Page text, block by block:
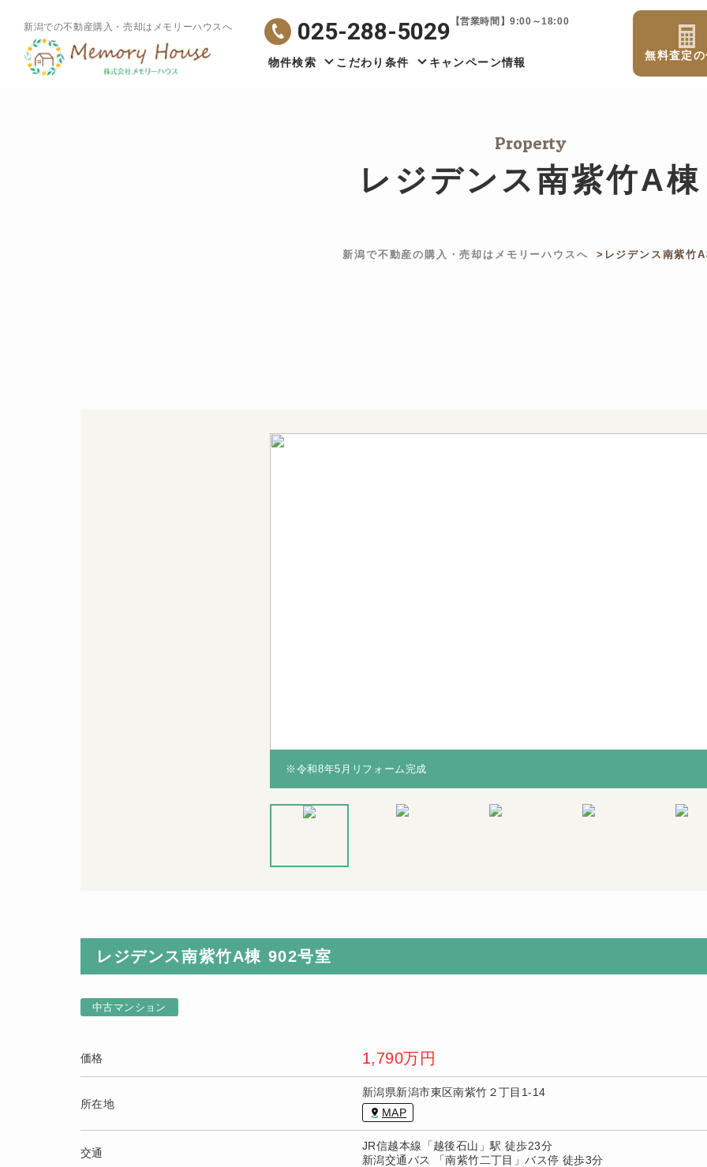
新潟での不動産購入・売却はメモリーハウスへ 025-288-5029 【営業時間】9:00～18:00
物件検索 こだわり条件 キャンペーン情報
無料査定の
Property
レジデンス南紫竹A棟
新潟で不動産の購入・売却はメモリーハウスへ レジデンス南紫竹A
※令和8年5月リフォーム完成
※令和8年5月リフォーム完成
優先致します
（キッチ
償保証！※
レジデンス南紫竹A棟 902号室
中古マンション
価格 1,790万円
所在地
新潟県新潟市東区南紫竹２丁目1-14
MAP
交通
JR信越本線「越後石山」駅 徒歩23分
新潟交通バス 「南紫竹二丁目」バス停 徒歩3分